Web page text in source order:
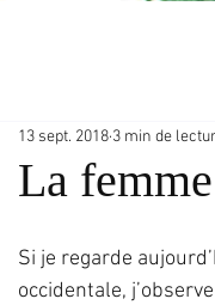
La
13 sept. 2018 3 min de
Si je regarde
occidentale,